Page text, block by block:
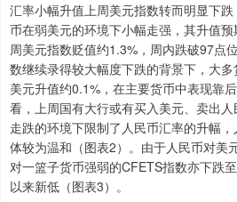
汇率小幅升值上周美元指数转而明显下
币在弱美元的环境下小幅走强，其升值
周美元指数贬值约1.3%，周内跌破97点
数继续录得较大幅度下跌的背景下，大
美元升值约0.1%，在主要货币中表现靠
看，上周国有大行或有买入美元、卖出
走跌的环境下限制了人民币汇率的升幅
体较为温和（图表2）。由于人民币对美
对一篮子货币强弱的CFETS指数亦下跌
以来新低（图表3）。